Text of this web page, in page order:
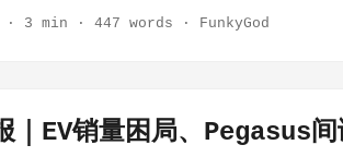
为量产旗舰机型，将在2026世界人工智能大会
术常常是虚假安全 安全研究人员深入分析Web加
减速器、传感器、丝杠、灵巧手核心零部件五
力传感器进入量产验证期，国产替代加速 ⬆️ 景气
· 3 min · 447 words · FunkyGod
｜EV销量困局、Pegasus